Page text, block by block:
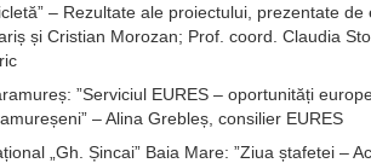
– Rezultate ale proiectului, prezentate de
și Cristian Morozan; Prof. coord. Claudia
”Serviciul EURES – oportunități
– Alina Grebleș, consilier EURES
„Gh. Șincai” Baia Mare: ”Ziua ștafetei –